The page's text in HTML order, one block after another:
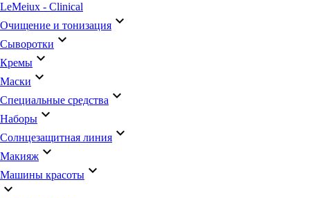
LeMeiux - Clinical
Очищение и тонизация keyboard_arrow_down
Сыворотки keyboard_arrow_down
Кремы keyboard_arrow_down
Маски keyboard_arrow_down
Специальные средства keyboard_arrow_down
Наборы keyboard_arrow_down
Солнцезащитная линия keyboard_arrow_down
Макияж keyboard_arrow_down
Машины красоты keyboard_arrow_down
keyboard_arrow_down